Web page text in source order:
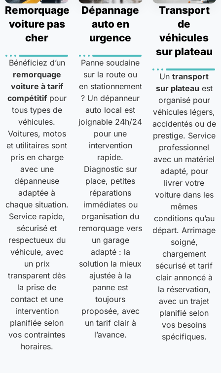
Remorquage
voiture pas
cher
Bénéficiez d’un
remorquage
voiture à tarif
compétitifpour
tous types de
véhicules.
Voitures, motos
et utilitaires sont
pris en charge
avec une
dépanneuse
adaptée à
chaque situation.
Service rapide,
sécurisé et
respectueux du
véhicule, avec
un prix
transparent dès
la prise de
contact et une
intervention
planifiée selon
vos contraintes
horaires.
Dépannage
auto en
urgence
Panne soudaine
sur la route ou
en stationnement
? Un dépanneur
auto local est
joignable 24h/24
pour une
intervention
rapide.
Diagnostic sur
place, petites
réparations
immédiates ou
organisation du
remorquage vers
un garage
adapté : la
solution la mieux
ajustée à la
panne est
toujours
proposée, avec
un tarif clair à
l’avance.
Transport
de
véhicules
sur plateau
Untransport
sur plateau est
organisé pour
véhicules légers,
accidentés ou de
prestige. Service
professionnel
avec un matériel
adapté, pour
livrer votre
voiture dans les
mêmes
conditions qu’au
départ. Arrimage
soigné,
chargement
sécurisé et tarif
clair annoncé à
la réservation,
avec un trajet
planifié selon
vos besoins
spécifiques.